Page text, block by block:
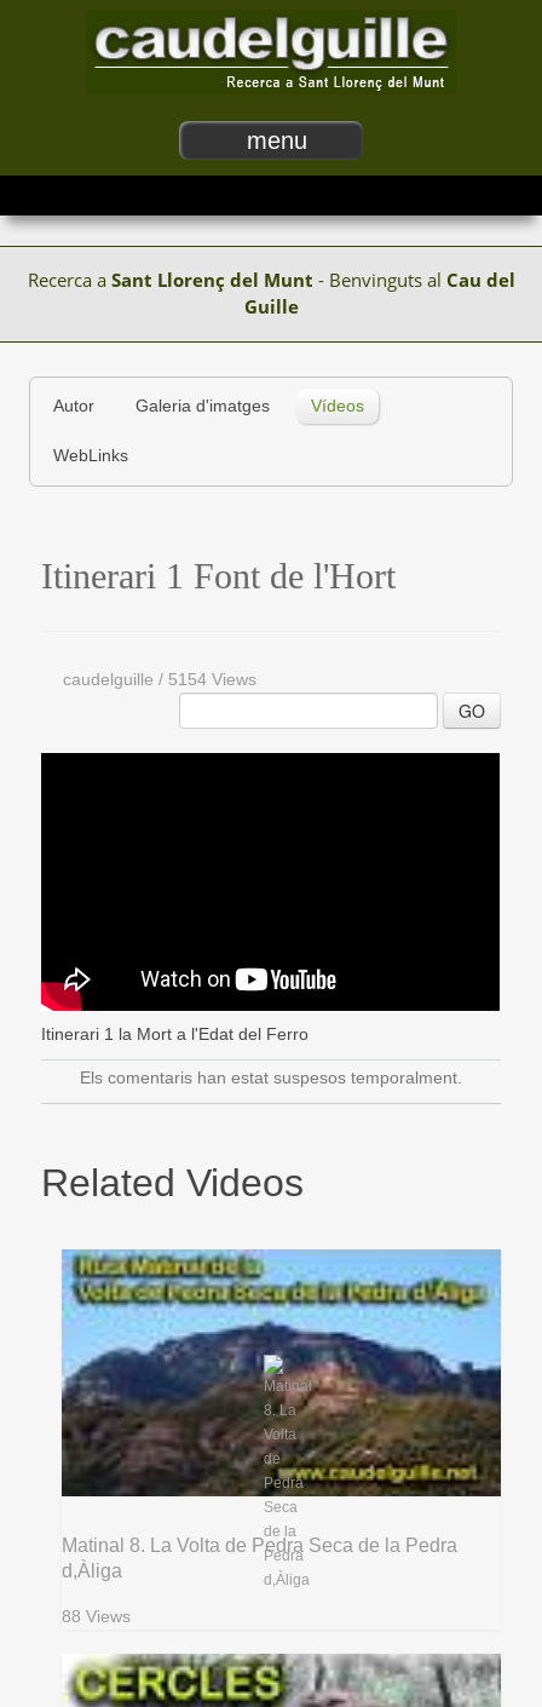
menu
Recerca a Sant Llorenç del Munt - Benvinguts al Cau del
Guille
Autor Galeria d'imatges Vídeos
WebLinks
Itinerari 1 Font de l'Hort
caudelguille / 5154 Views
GO
Itinerari 1 la Mort a l'Edat del Ferro
Els comentaris han estat suspesos temporalment.
Related Videos
Matinal 8. La Volta de Pedra Seca de la Pedra
d,Àliga
88 Views